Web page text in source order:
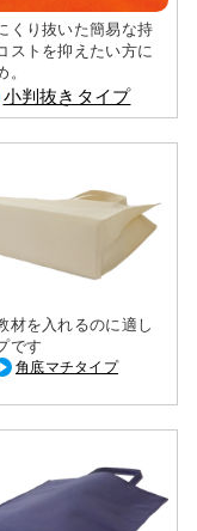
くり抜いた簡易な持
ストを抑えたい方に
。
小判抜きタイプ
材を入れるのに適し
です
角底マチタイプ